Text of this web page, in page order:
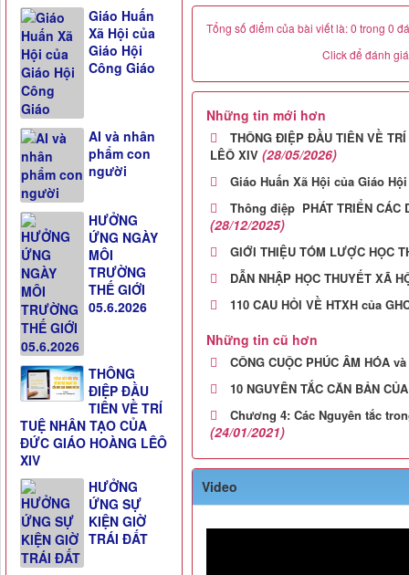
Tổng số điểm của bài viết là: 0 trong 0
Click để đánh
Những tin mới hơn
THÔNG ĐIỆP ĐẦU TIÊN VỀ
LÊÔ XIV (28/05/2026)
Giáo Huấn Xã Hội của Giáo
Thông điệp PHÁT TRIỂN CÁC
(28/12/2025)
GIỚI THIỆU TÓM LƯỢC HỌC
DẪN NHẬP HỌC THUYẾT XÃ
110 CAU HỎI VỀ HTXH của
Những tin cũ hơn
CÔNG CUỘC PHÚC ÂM HÓA
10 NGUYÊN TẮC CĂN BẢN
Chương 4: Các Nguyên tắc
(24/01/2021)
Video
Giáo Huấn
Xã Hội của
Giáo Hội
Công Giáo
AI và nhân
phẩm con
người
HƯỞNG
ỨNG NGÀY
MÔI
TRƯỜNG
THẾ GIỚI
05.6.2026
THÔNG
ĐIỆP ĐẦU
TIÊN VỀ TRÍ
TUỆ NHÂN TẠO CỦA
ĐỨC GIÁO HOÀNG LÊÔ
XIV
HƯỞNG
ỨNG SỰ
KIỆN GIỜ
TRÁI ĐẤT